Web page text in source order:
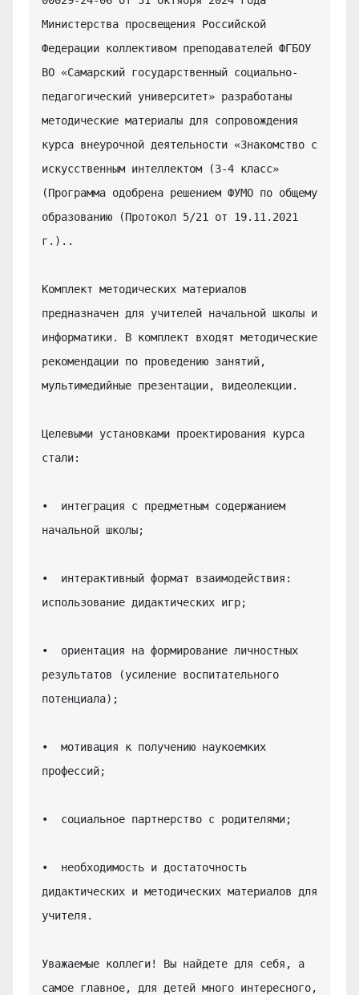
Министерства просвещения Российской
Федерации коллективом преподавателей ФГБОУ
ВО «Самарский государственный социально-
педагогический университет» разработаны
методические материалы для сопровождения
курса внеурочной деятельности «Знакомство с
искусственным интеллектом (3-4 класс»
(Программа одобрена решением ФУМО по общему
образованию (Протокол 5/21 от 19.11.2021
г.)..
Комплект методических материалов
предназначен для учителей начальной школы и
информатики. В комплект входят методические
рекомендации по проведению занятий,
мультимедийные презентации, видеолекции.
Целевыми установками проектирования курса
стали:
•  интеграция с предметным содержанием
начальной школы;
•  интерактивный формат взаимодействия:
использование дидактических игр;
•  ориентация на формирование личностных
результатов (усиление воспитательного
потенциала);
•  мотивация к получению наукоемких
профессий;
•  социальное партнерство с родителями;
•  необходимость и достаточность
дидактических и методических материалов для
учителя.
Уважаемые коллеги! Вы найдете для себя, а
самое главное, для детей много интересного,